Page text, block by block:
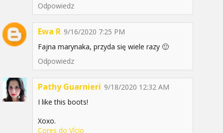
Odpowiedz
Ewa R 9/16/2020 7:25 PM
Fajna marynaka, przyda się wiele razy 🙂
Odpowiedz
Pathy Guarnieri 9/18/2020 12:32 AM
I like this boots!
Xoxo.
Cores do Vício